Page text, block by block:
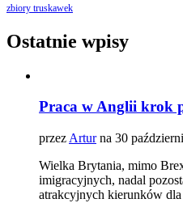
zbiory truskawek
Ostatnie wpisy
Praca w Anglii krok
przez Arturna 30
Wielka Brytania, mimo
imigracyjnych, nadal
atrakcyjnych kierunków